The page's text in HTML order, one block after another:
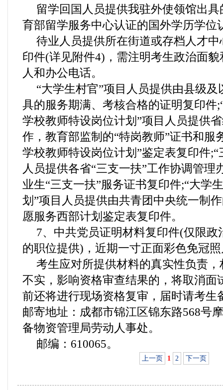
留学回国人员提供我驻外使领馆出
育部留学服务中心认证的国外学历学位
待业人员提供所在街道或存档人才
印件(详见附件4)，需注明考生政治面
人和办公电话。
“大学生村官”项目人员提供由县级
具的服务期满、考核合格的证明复印件
学校教师特设岗位计划”项目人员提供
作，教育部监制的“特岗教师”证书和服
学校教师特设岗位计划”鉴定表复印件
人员提供各省“三支一扶”工作协调管理
业生“三支一扶”服务证书复印件;“大学
划”项目人员提供由共青团中央统一制
愿服务西部计划鉴定表复印件。
7、中共党员证明材料复印件(仅限政
的职位提供)，近期一寸正面彩色免冠
考生应对所提供材料的真实性负责
不实，影响资格审查结果的，将取消面
前还将进行现场资格复审，届时请考生
邮寄地址：成都市锦江区锦东路568号
备物资管理局劳动人事处。
邮编：610065。
上一页 1 2 下一页